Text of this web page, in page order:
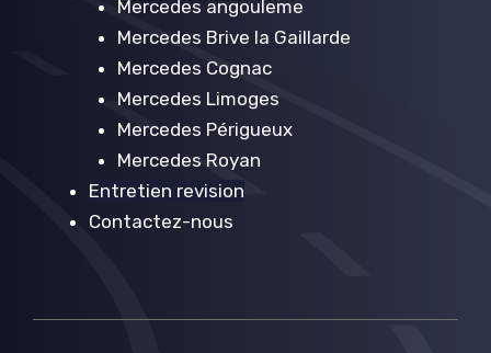
Mercedes angouleme
Mercedes Brive la Gaillarde
Mercedes Cognac
Mercedes Limoges
Mercedes Périgueux
Mercedes Royan
Entretien revision
Contactez-nous